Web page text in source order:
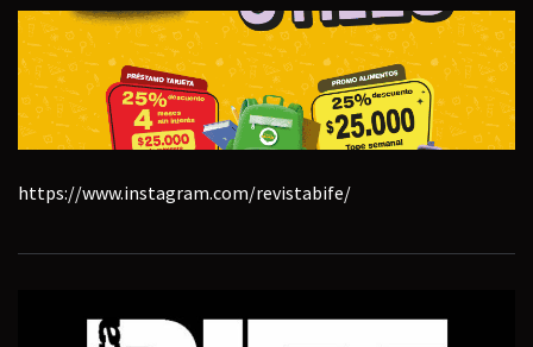
https://www.instagram.com/revistabife/